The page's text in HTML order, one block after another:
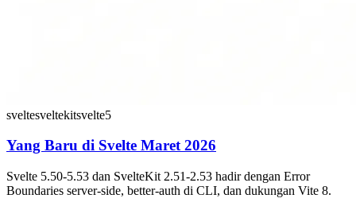
sveltesveltekitsvelte5
Yang Baru di Svelte Maret 2026
Svelte 5.50-5.53 dan SvelteKit 2.51-2.53 hadir dengan Error
Boundaries server-side, better-auth di CLI, dan dukungan Vite 8.